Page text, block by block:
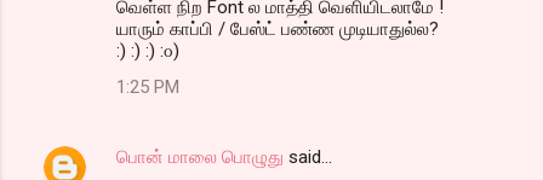
வெள்ள நிற Font ல மாத்தி வெளியிடலாமே !
யாரும் காப்பி / பேஸ்ட் பண்ண முடியாதுல்ல?
:) :) :) :௦)
1:25 PM
பொன் மாலை பொழுது said…